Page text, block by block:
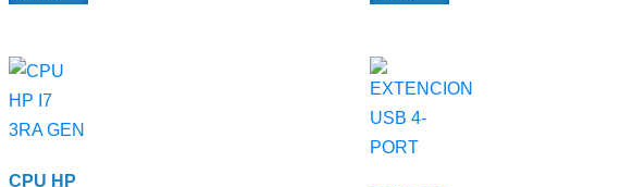
CPU HP